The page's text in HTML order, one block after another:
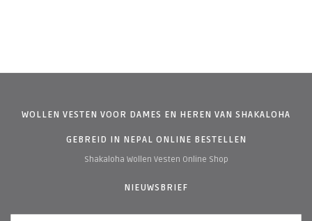
WOLLEN VESTEN VOOR DAMES EN HEREN VAN SHAKALOHA
GEBREID IN NEPAL ONLINE BESTELLEN
Shakaloha Wollen Vesten Online Shop
NIEUWSBRIEF